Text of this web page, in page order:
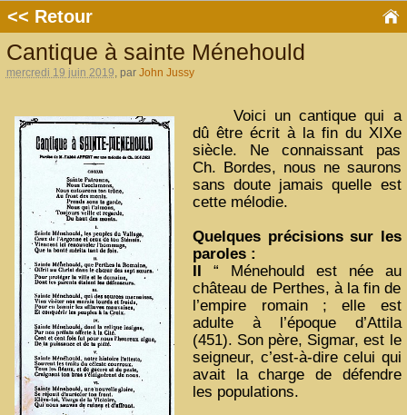
<< Retour
Cantique à sainte Ménehould
mercredi 19 juin 2019 , par John Jussy
Voici un cantique qui a
dû être écrit à la fin du XIXe
siècle. Ne connaissant pas
Ch. Bordes, nous ne saurons
sans doute jamais quelle est
cette mélodie.
Quelques précisions sur les
paroles :
“ Ménehould est née au
château de Perthes, à la fin de
l’empire romain ; elle est
adulte à l’époque d’Attila
(451). Son père, Sigmar, est le
seigneur, c’est-à-dire celui qui
avait la charge de défendre
les populations.